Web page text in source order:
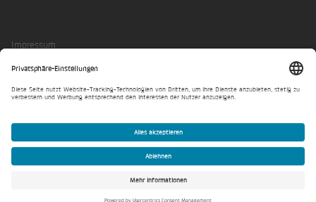
Impressum
Datenschutzerklärung
Privatsphäre-Einstellungen
© Assmann Beraten + Planen 2026